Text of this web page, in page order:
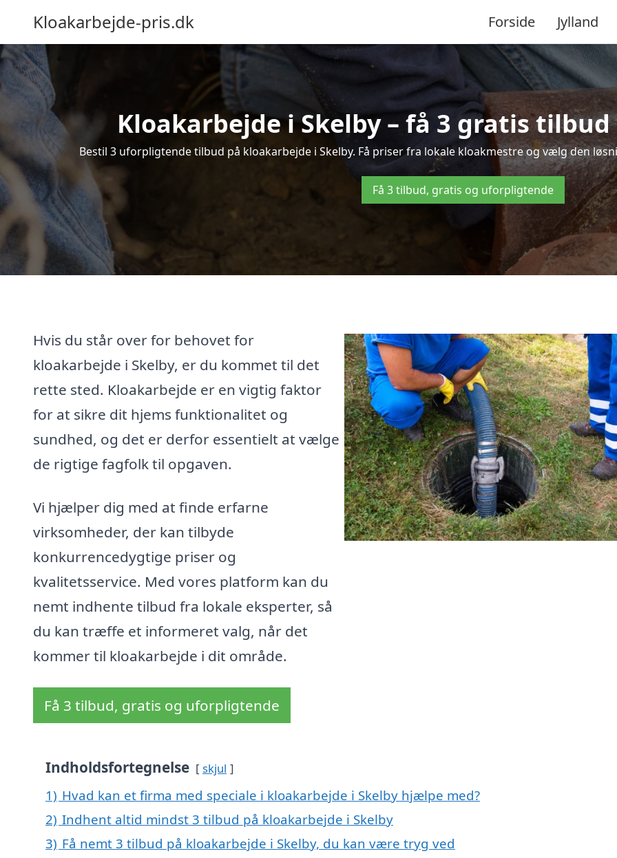
Kloakarbejde-pris.dk Forside Jylland
Kloakarbejde i Skelby – få 3 gratis
Bestil 3 uforpligtende tilbud på kloakarbejde i Skelby. Få priser fra lokale kloakmestre og vælg den
Få 3 tilbud, gratis og uforpligtende
Hvis du står over for behovet for
kloakarbejde i Skelby, er du kommet til det
rette sted. Kloakarbejde er en vigtig faktor
for at sikre dit hjems funktionalitet og
sundhed, og det er derfor essentielt at vælge
de rigtige fagfolk til opgaven.
Vi hjælper dig med at finde erfarne
virksomheder, der kan tilbyde
konkurrencedygtige priser og
kvalitetsservice. Med vores platform kan du
nemt indhente tilbud fra lokale eksperter, så
du kan træffe et informeret valg, når det
kommer til kloakarbejde i dit område.
Få 3 tilbud, gratis og uforpligtende
Indholdsfortegnelse skjul
1) Hvad kan et firma med speciale i kloakarbejde i Skelby hjælpe med?
2) Indhent altid mindst 3 tilbud på kloakarbejde i Skelby
3) Få nemt 3 tilbud på kloakarbejde i Skelby, du kan være tryg ved